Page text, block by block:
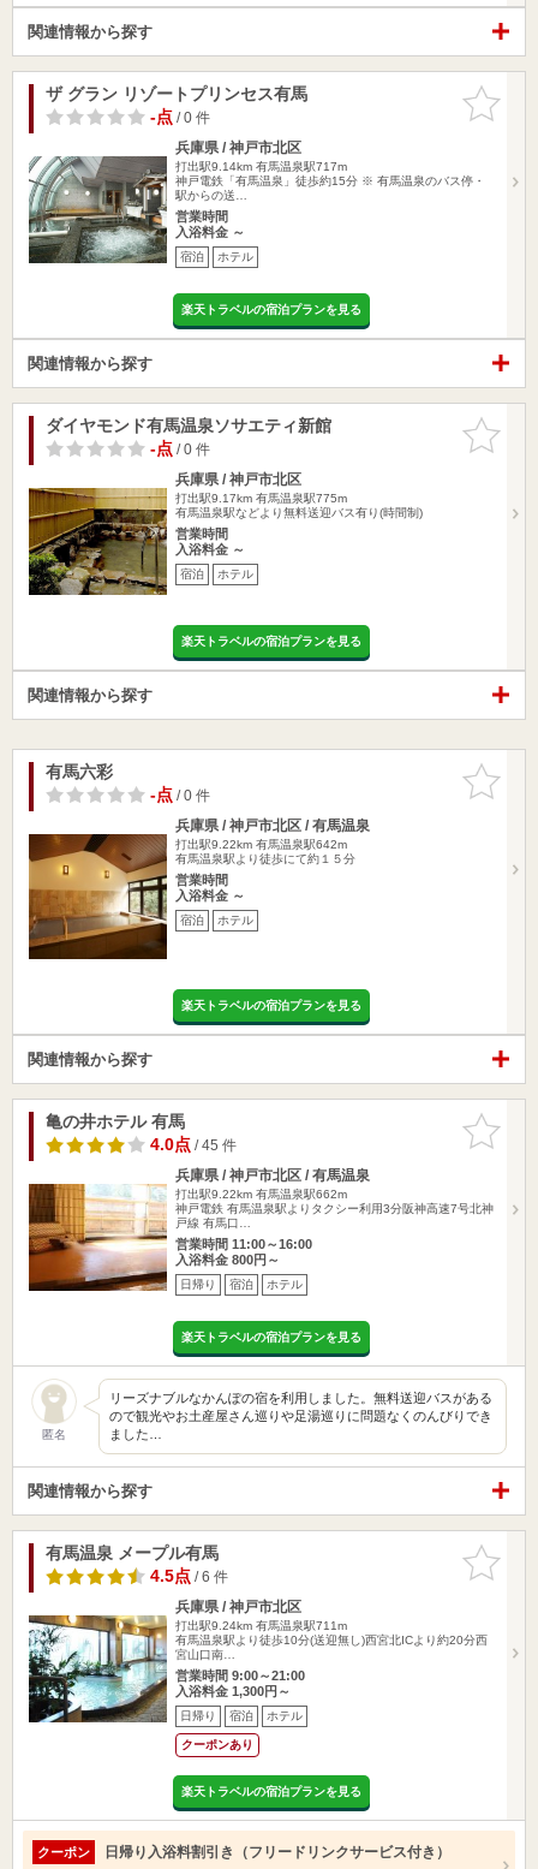
関連情報から探す
お気に入
りに追加
ザ グラン リゾートプリンセス有馬
-点/ 0 件
兵庫県 / 神戸市北区
打出駅9.14km 有馬温泉駅717m
神戸電鉄「有馬温泉」徒歩約15分 ※ 有馬温泉のバス停・
駅からの送…
営業時間
入浴料金 ～
宿泊 ホテル
楽天トラベルの宿泊プランを見る
関連情報から探す
お気に入
りに追加
ダイヤモンド有馬温泉ソサエティ新館
-点/ 0 件
兵庫県 / 神戸市北区
打出駅9.17km 有馬温泉駅775m
有馬温泉駅などより無料送迎バス有り(時間制)
営業時間
入浴料金 ～
宿泊 ホテル
楽天トラベルの宿泊プランを見る
関連情報から探す
お気に入
りに追加
有馬六彩
-点/ 0 件
兵庫県 / 神戸市北区 / 有馬温泉
打出駅9.22km 有馬温泉駅642m
有馬温泉駅より徒歩にて約１５分
営業時間
入浴料金 ～
宿泊 ホテル
楽天トラベルの宿泊プランを見る
関連情報から探す
お気に入
りに追加
亀の井ホテル 有馬
4.0点/ 45 件
兵庫県 / 神戸市北区 / 有馬温泉
打出駅9.22km 有馬温泉駅662m
神戸電鉄 有馬温泉駅よりタクシー利用3分阪神高速7号北神
戸線 有馬口…
営業時間 11:00～16:00
入浴料金 800円～
日帰り 宿泊 ホテル
楽天トラベルの宿泊プランを見る
匿名
リーズナブルなかんぽの宿を利用しました。無料送迎バスがある
ので観光やお土産屋さん巡りや足湯巡りに問題なくのんびりでき
ました…
関連情報から探す
お気に入
りに追加
有馬温泉 メープル有馬
4.5点/ 6 件
兵庫県 / 神戸市北区
打出駅9.24km 有馬温泉駅711m
有馬温泉駅より徒歩10分(送迎無し)西宮北ICより約20分西
宮山口南…
営業時間 9:00～21:00
入浴料金 1,300円～
日帰り 宿泊 ホテル
クーポンあり
楽天トラベルの宿泊プランを見る
クーポン 日帰り入浴料割引き（フリードリンクサービス付き）